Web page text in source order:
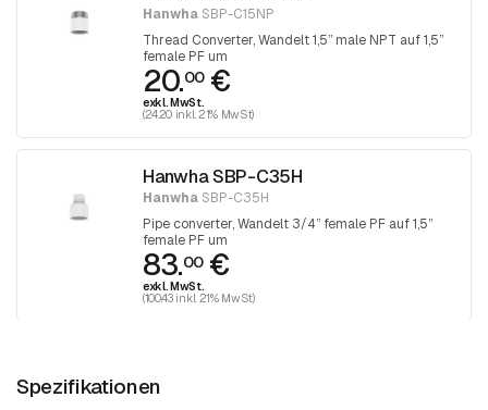
Hanwha SBP-C15NP
Thread Converter, Wandelt 1,5” male NPT auf 1,5”
female PF um
20.00€
exkl. MwSt.
(24.20 inkl. 21% MwSt)
Hanwha SBP-C35H
Hanwha SBP-C35H
Pipe converter, Wandelt 3/4” female PF auf 1,5”
female PF um
83.00€
exkl. MwSt.
(100.43 inkl. 21% MwSt)
Spezifikationen